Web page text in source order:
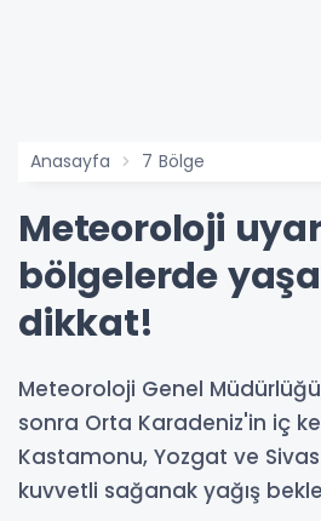
Anasayfa 7 Bölge
Meteoroloji
bölgelerde
dikkat!
Meteoroloji Genel
sonra Orta Karadeniz'in iç
Kastamonu, Yozgat ve
kuvvetli sağanak yağış